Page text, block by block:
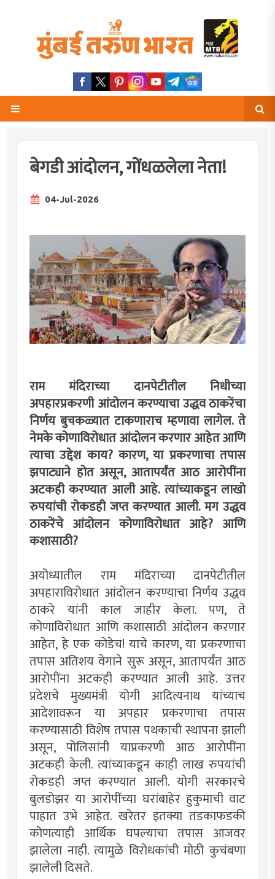
बेगडी आंदोलन, गोंधळलेला नेता!
04-Jul-2026
राम मंदिराच्या दानपेटीतील निधीच्या
अपहारप्रकरणी आंदोलन करण्याचा उद्धव ठाकरेंचा
निर्णय बुचकळ्यात टाकणाराच म्हणावा लागेल. ते
नेमके कोणाविरोधात आंदोलन करणार आहेत आणि
त्याचा उद्देश काय? कारण, या प्रकरणाचा तपास
झपाट्याने होत असून, आतापर्यंत आठ आरोपींना
अटकही करण्यात आली आहे. त्यांच्याकडून लाखो
रुपयांची रोकडही जप्त करण्यात आली. मग उद्धव
ठाकरेंचे आंदोलन कोणाविरोधात आहे? आणि
कशासाठी?
अयोध्यातील राम मंदिराच्या दानपेटीतील
अपहाराविरोधात आंदोलन करण्याचा निर्णय उद्धव
ठाकरे यांनी काल जाहीर केला. पण, ते
कोणाविरोधात आणि कशासाठी आंदोलन करणार
आहेत, हे एक कोडेच! याचे कारण, या प्रकरणाचा
तपास अतिशय वेगाने सुरू असून, आतापर्यंत आठ
आरोपींना अटकही करण्यात आली आहे. उत्तर
प्रदेशचे मुख्यमंत्री योगी आदित्यनाथ यांच्याच
आदेशावरून या अपहार प्रकरणाचा तपास
करण्यासाठी विशेष तपास पथकाची स्थापना झाली
असून, पोलिसांनी याप्रकरणी आठ आरोपींना
अटकही केली. त्यांच्याकडून काही लाख रुपयांची
रोकडही जप्त करण्यात आली. योगी सरकारचे
बुलडोझर या आरोपींच्या घरांबाहेर हुकुमाची वाट
पाहात उभे आहेत. खरेतर इतक्या तडकाफडकी
कोणत्याही आर्थिक घपल्याचा तपास आजवर
झालेला नाही. त्यामुळे विरोधकांची मोठी कुचंबणा
झालेली दिसते.